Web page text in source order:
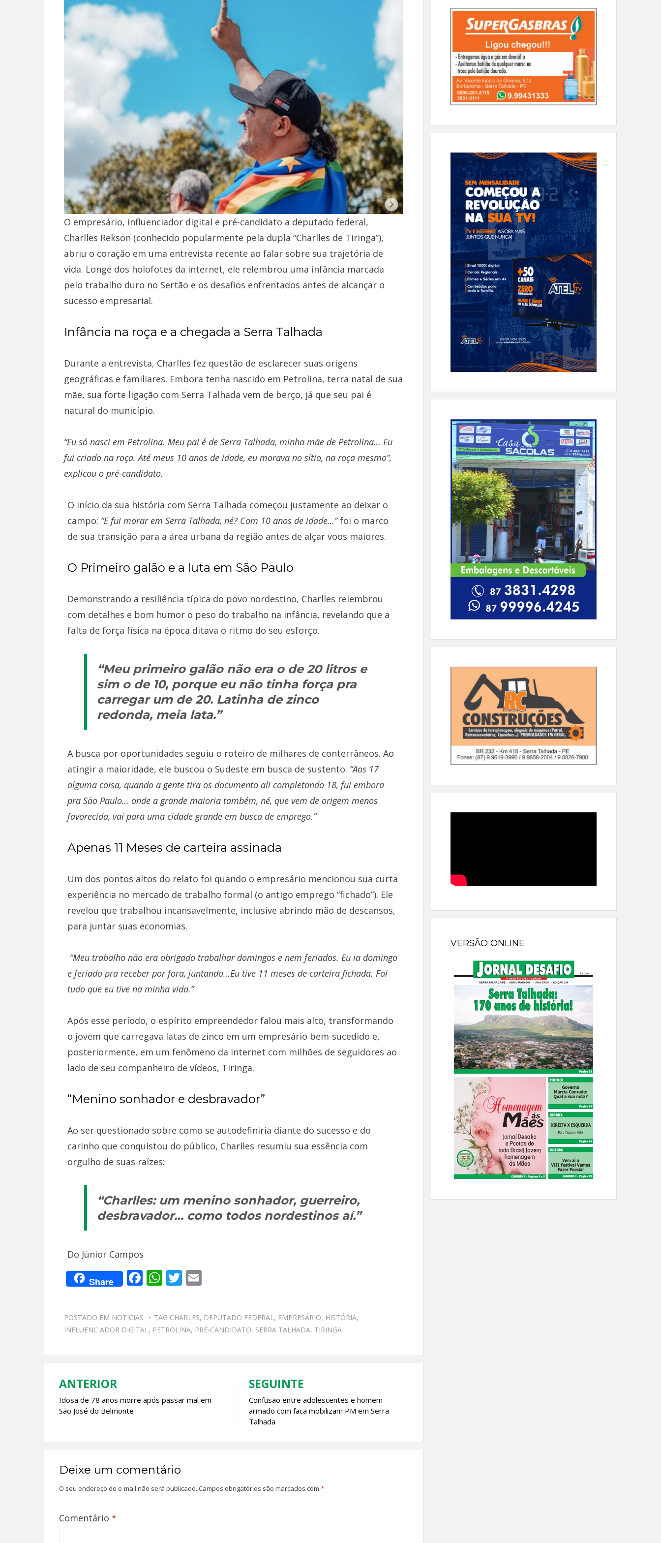
O empresário, influenciador digital e pré-candidato a deputado federal,
Charlles Rekson (conhecido popularmente pela dupla “Charlles de Tiringa”),
abriu o coração em uma entrevista recente ao falar sobre sua trajetória de
vida. Longe dos holofotes da internet, ele relembrou uma infância marcada
pelo trabalho duro no Sertão e os desafios enfrentados antes de alcançar o
sucesso empresarial.
Infância na roça e a chegada a Serra Talhada
Durante a entrevista, Charlles fez questão de esclarecer suas origens
geográficas e familiares. Embora tenha nascido em Petrolina, terra natal de sua
mãe, sua forte ligação com Serra Talhada vem de berço, já que seu pai é
natural do município.
“Eu só nasci em Petrolina. Meu pai é de Serra Talhada, minha mãe de Petrolina… Eu
fui criado na roça. Até meus 10 anos de idade, eu morava no sítio, na roça mesmo”,
explicou o pré-candidato.
O início da sua história com Serra Talhada começou justamente ao deixar o
campo: “E fui morar em Serra Talhada, né? Com 10 anos de idade…”foi o marco
de sua transição para a área urbana da região antes de alçar voos maiores.
O Primeiro galão e a luta em São Paulo
Demonstrando a resiliência típica do povo nordestino, Charlles relembrou
com detalhes e bom humor o peso do trabalho na infância, revelando que a
falta de força física na época ditava o ritmo do seu esforço.
“Meu primeiro galão não era o de 20 litros e
sim o de 10, porque eu não tinha força pra
carregar um de 20. Latinha de zinco
redonda, meia lata.”
A busca por oportunidades seguiu o roteiro de milhares de conterrâneos. Ao
atingir a maioridade, ele buscou o Sudeste em busca de sustento. “Aos 17
alguma coisa, quando a gente tira os documento ali completando 18, fui embora
pra São Paulo… onde a grande maioria também, né, que vem de origem menos
favorecida, vai para uma cidade grande em busca de emprego.”
Apenas 11 Meses de carteira assinada
Um dos pontos altos do relato foi quando o empresário mencionou sua curta
experiência no mercado de trabalho formal (o antigo emprego “fichado”). Ele
revelou que trabalhou incansavelmente, inclusive abrindo mão de descansos,
para juntar suas economias.
“Meu trabalho não era obrigado trabalhar domingos e nem feriados. Eu ia domingo
e feriado pra receber por fora, juntando…Eu tive 11 meses de carteira fichada. Foi
tudo que eu tive na minha vida.”
Após esse período, o espírito empreendedor falou mais alto, transformando
o jovem que carregava latas de zinco em um empresário bem-sucedido e,
posteriormente, em um fenômeno da internet com milhões de seguidores ao
lado de seu companheiro de vídeos, Tiringa.
“Menino sonhador e desbravador”
Ao ser questionado sobre como se autodefiniria diante do sucesso e do
carinho que conquistou do público, Charlles resumiu sua essência com
orgulho de suas raízes:
“Charlles: um menino sonhador, guerreiro,
desbravador… como todos nordestinos aí.”
Do Júnior Campos
Share F
b
o
o
W
s
p
T
er
E
l
POSTADO EM NOTICIAS TAG CHARLES, DEPUTADO FEDERAL, EMPRESÁRIO, HISTÓRIA,
INFLUENCIADOR DIGITAL, PETROLINA, PRÉ-CANDIDATO, SERRA TALHADA, TIRINGA
Navegação
de
ANTERIOR
Idosa de 78 anos morre após passar mal em
São José do Belmonte
SEGUINTE
Confusão entre adolescentes e homem
armado com faca mobilizam PM em Serra
Talhada
Deixe um comentário
O seu endereço de e-mail não será publicado. Campos obrigatórios são marcados com *
Comentário *
VERSÃO ONLINE